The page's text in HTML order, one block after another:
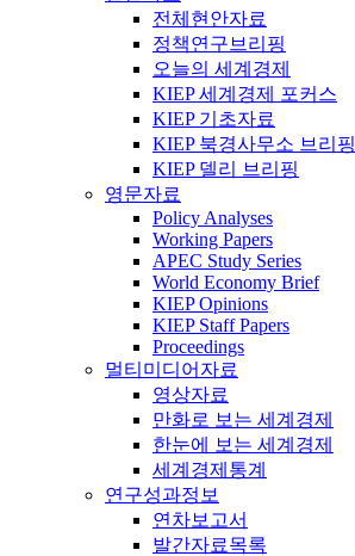
전체현안자료
정책연구브리핑
오늘의 세계경제
KIEP 세계경제 포커스
KIEP 기초자료
KIEP 북경사무소 브리핑
KIEP 델리 브리핑
영문자료
Policy Analyses
Working Papers
APEC Study Series
World Economy Brief
KIEP Opinions
KIEP Staff Papers
Proceedings
멀티미디어자료
영상자료
만화로 보는 세계경제
한눈에 보는 세계경제
세계경제통계
연구성과정보
연차보고서
발간자료목록